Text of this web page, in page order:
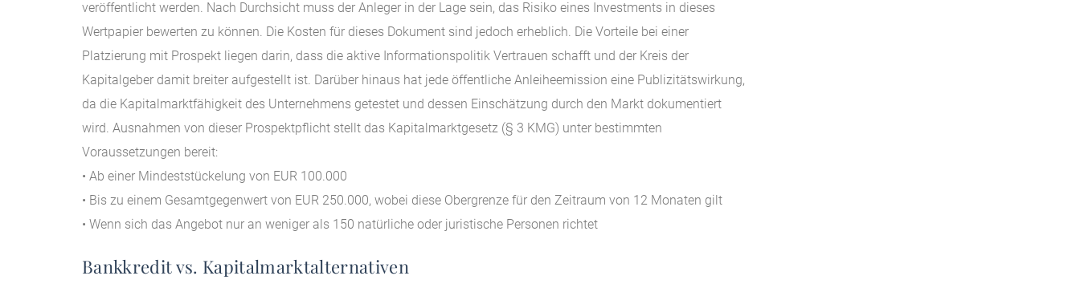
veröffentlicht werden. Nach Durchsicht muss der Anleger in der Lage sein, das Risiko eines Investments in dieses
Wertpapier bewerten zu können. Die Kosten für dieses Dokument sind jedoch erheblich. Die Vorteile bei einer
Platzierung mit Prospekt liegen darin, dass die aktive Informationspolitik Vertrauen schafft und der Kreis der
Kapitalgeber damit breiter aufgestellt ist. Darüber hinaus hat jede öffentliche Anleiheemission eine Publizitätswirkung,
da die Kapitalmarktfähigkeit des Unternehmens getestet und dessen Einschätzung durch den Markt dokumentiert
wird. Ausnahmen von dieser Prospektpflicht stellt das Kapitalmarktgesetz (§ 3 KMG) unter bestimmten
Voraussetzungen bereit:
• Ab einer Mindeststückelung von EUR 100.000
• Bis zu einem Gesamtgegenwert von EUR 250.000, wobei diese Obergrenze für den Zeitraum von 12 Monaten gilt
• Wenn sich das Angebot nur an weniger als 150 natürliche oder juristische Personen richtet
Bankkredit vs. Kapitalmarktalternativen